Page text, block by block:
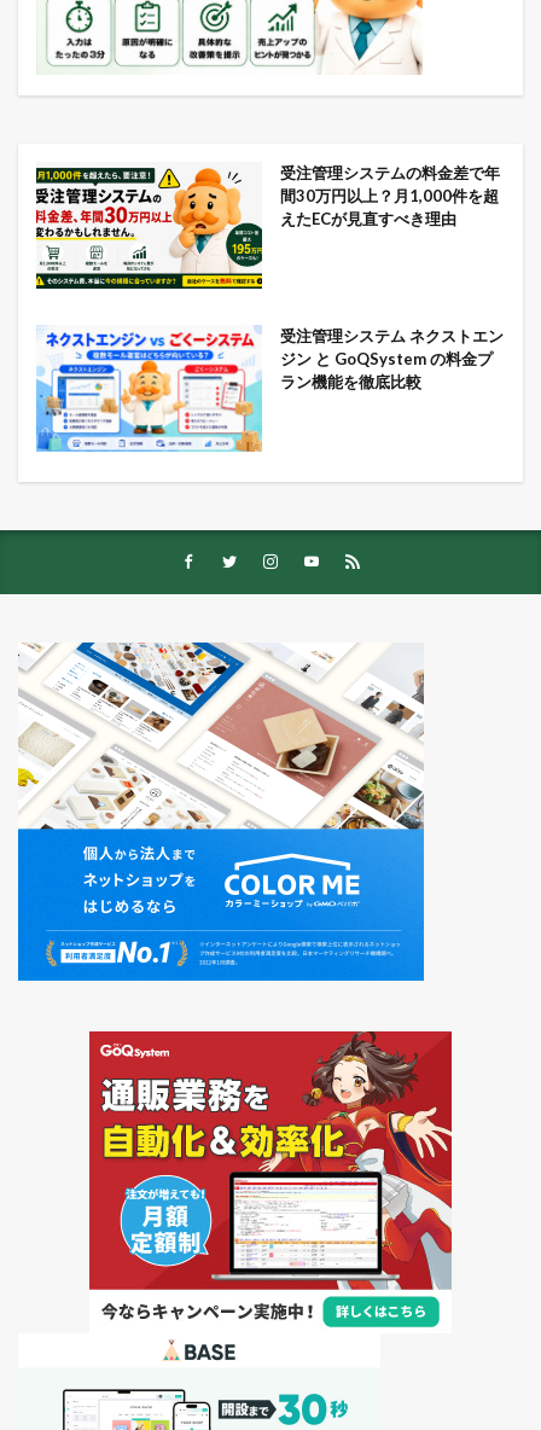
受注管理システムの料金差で年
間30万円以上？月1,000件を超
えたECが見直すべき理由
受注管理システム ネクストエン
ジン と GoQSystem の料金プ
ラン機能を徹底比較